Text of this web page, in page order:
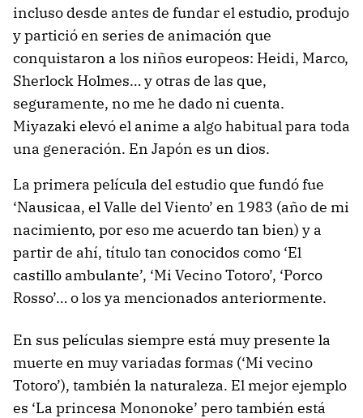
incluso desde antes de fundar el estudio, produjo
y partició en series de animación que
conquistaron a los niños europeos: Heidi, Marco,
Sherlock Holmes… y otras de las que,
seguramente, no me he dado ni cuenta.
Miyazaki elevó el anime a algo habitual para toda
una generación. En Japón es un dios.
La primera película del estudio que fundó fue
‘Nausicaa, el Valle del Viento’ en 1983 (año de mi
nacimiento, por eso me acuerdo tan bien) y a
partir de ahí, título tan conocidos como ‘El
castillo ambulante’, ‘Mi Vecino Totoro’, ‘Porco
Rosso’… o los ya mencionados anteriormente.
En sus películas siempre está muy presente la
muerte en muy variadas formas (‘Mi vecino
Totoro’), también la naturaleza. El mejor ejemplo
es ‘La princesa Mononoke’ pero también está